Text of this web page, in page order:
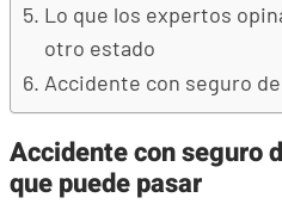
Lo que los expertos
otro estado
Accidente con seguro
Accidente con seguro
que puede pasar